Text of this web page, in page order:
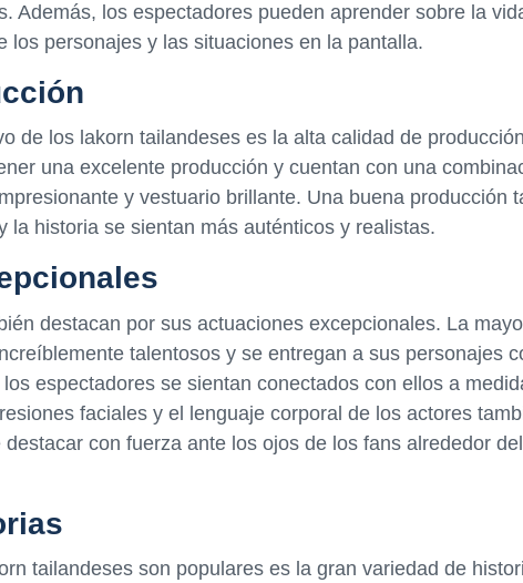
Además, los espectadores pueden aprender sobre la
los personajes y las situaciones en la pantalla.
de los lakorn tailandeses es la alta calidad de
una excelente producción y cuentan con una
y vestuario brillante. Una buena producción
la historia se sientan más auténticos y realistas.
destacan por sus actuaciones excepcionales. La
talentosos y se entregan a sus personajes
espectadores se sientan conectados con ellos a
faciales y el lenguaje corporal de los actores
con fuerza ante los ojos de los fans alrededor del
tailandeses son populares es la gran variedad de